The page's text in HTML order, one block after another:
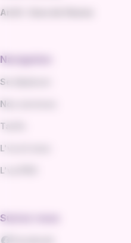
Arrêt : Gare de Vienne
Navigation
Se déplacer
Nos services
Tarifs
L'va et vous
L'va PRO
Suivez-nous